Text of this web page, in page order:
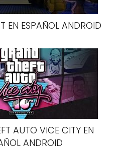
EN ESPAÑOL ANDROID
AUTO VICE CITY EN
ANDROID